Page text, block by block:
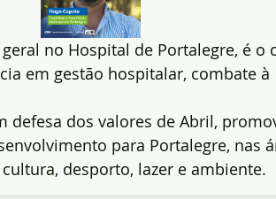
no Hospital de Portalegre, é o
em gestão hospitalar, combate à
defesa dos valores de Abril,
para Portalegre, nas
desporto, lazer e ambiente.